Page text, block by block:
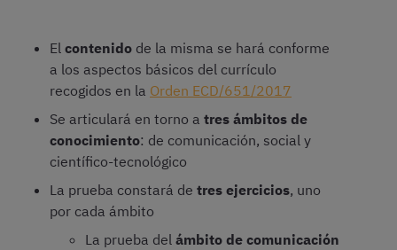
El contenido de la misma se hará conforme
a los aspectos básicos del currículo
recogidos en la Orden ECD/651/2017
Se articulará en torno a tres ámbitos de
conocimiento: de comunicación, social y
científico-tecnológico
La prueba constará de tres ejercicios, uno
por cada ámbito
La prueba del ámbito de comunicación